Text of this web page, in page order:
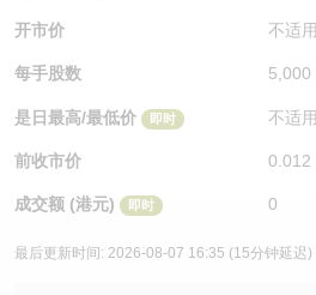
开市价 不适用
每手股数 5,000
是日最高/最低价 即时 不适用
前收市价 0.012
成交额 (港元) 即时 0
最后更新时间: 2026-08-07 16:35 (15分钟延迟)
认股证速算机
认股证/牛熊证日志
认股证文件及公告
已收回牛熊证剩余价值
牛熊证到期结算价查找
牛熊证分析仪
三十大平均引伸波幅
相关资产沽空
中资ETFs溢价比较
AH 股价对照
认股证牛熊证常问问题